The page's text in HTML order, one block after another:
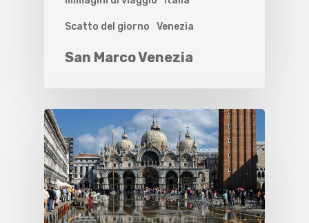
Scatto del giorno Venezia
San Marco Venezia